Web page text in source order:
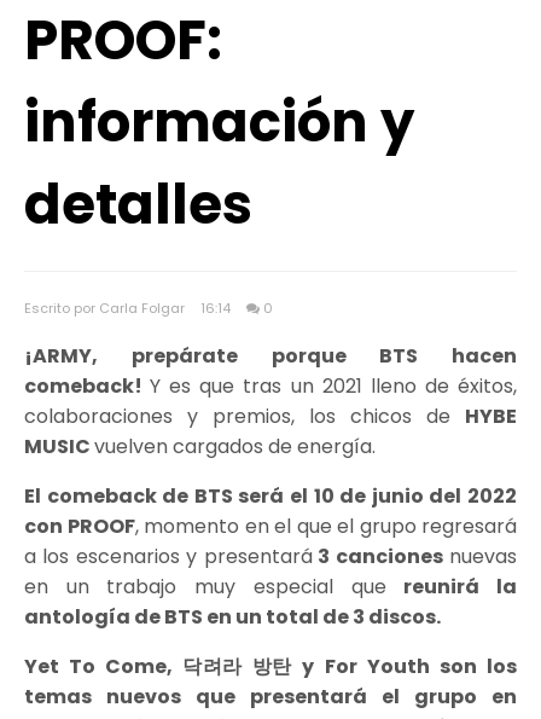
PROOF:
información y
detalles
Escrito por Carla Folgar 16:14 0
¡ARMY, prepárate porque BTS hacen
comeback!Y es que tras un 2021 lleno de éxitos,
colaboraciones y premios, los chicos de HYBE
MUSICvuelven cargados de energía.
El comeback de BTS será el 10 de junio del 2022
con PROOF, momento en el que el grupo regresará
a los escenarios y presentará3 cancionesnuevas
en un trabajo muy especial que reunirá la
antología de BTS en un total de 3 discos.
Yet To Come, 닥려라 방탄 y For Youth son los
temas nuevos que presentará el grupo en